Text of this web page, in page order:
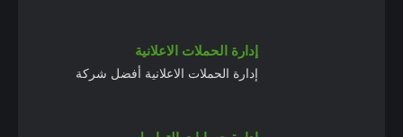
إدارة الحملات الاعلانية
إدارة الحملات الاعلانية أفضل شركة